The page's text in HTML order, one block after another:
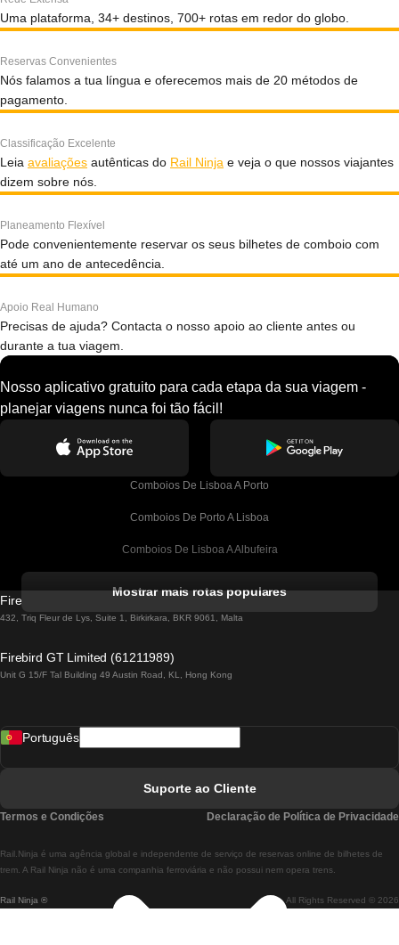
Uma plataforma, 34+ destinos, 700+ rotas em redor do globo.
Reservas Convenientes
Nós falamos a tua língua e oferecemos mais de 20 métodos de
pagamento.
Classificação Excelente
Leia avaliações autênticas do Rail Ninja e veja o que nossos viajantes
dizem sobre nós.
Planeamento Flexível
Pode convenientemente reservar os seus bilhetes de comboio com
até um ano de antecedência.
Apoio Real Humano
Precisas de ajuda? Contacta o nosso apoio ao cliente antes ou
durante a tua viagem.
Nosso aplicativo gratuito para cada etapa da sua viagem -
planejar viagens nunca foi tão fácil!
Comboios De Lisboa A Porto
Comboios De Porto A Lisboa
Comboios De Lisboa A Albufeira
Comboios De Lisboa A Lagos
Comboios De Lisboa A Madrid
Comboios De Lisboa A Braga
Comboios De Braga A Lisboa
Mostrar mais rotas populares
Firebird GT Limited (OC 1451)
432, Triq Fleur de Lys, Suite 1, Birkirkara, BKR 9061, Malta
Firebird GT Limited (61211989)
Unit G 15/F Tal Building 49 Austin Road, KL, Hong Kong
Rail Ninja ® All Rights Reserved © 2026
Rail.Ninja é uma agência global e independente de serviço de reservas online de bilhetes de
trem. A Rail Ninja não é uma companhia ferroviária e não possui nem opera trens.
Português
Suporte ao Cliente
Termos e Condições Declaração de Política de Privacidade